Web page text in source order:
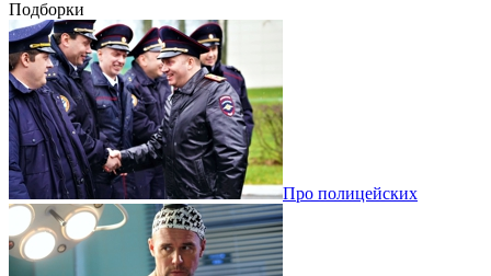
Подборки
Про полицейских